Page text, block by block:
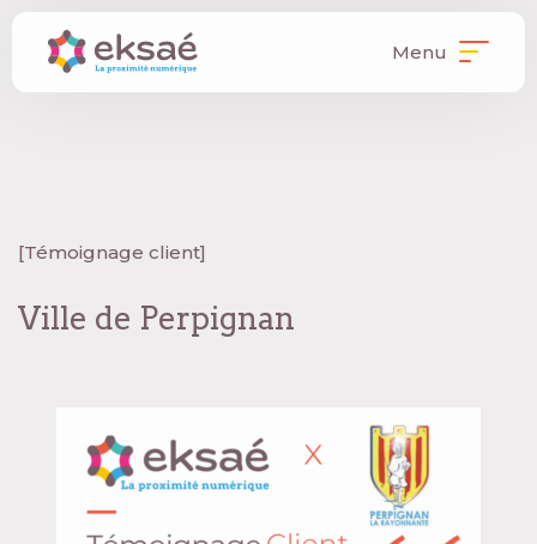
Menu
[Témoignage client]
Ville de Perpignan